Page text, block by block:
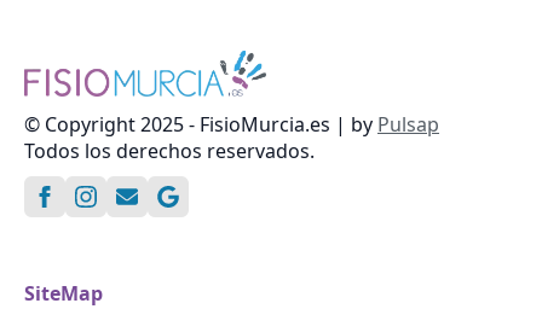
© Copyright 2025 - FisioMurcia.es | by Pulsap
Todos los derechos reservados.
SiteMap